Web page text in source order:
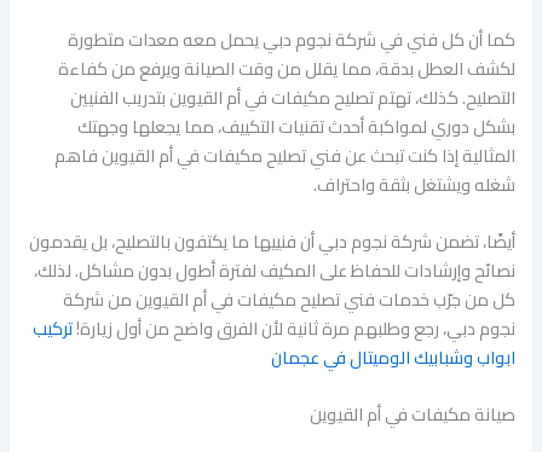
كما أن كل فني في شركة نجوم دبي يحمل معه معدات متطورة
لكشف العطل بدقة، مما يقلل من وقت الصيانة ويرفع من كفاءة
التصليح. كذلك، تهتم تصليح مكيفات في أم القيوين بتدريب الفنيين
بشكل دوري لمواكبة أحدث تقنيات التكييف، مما يجعلها وجهتك
المثالية إذا كنت تبحث عن فني تصليح مكيفات في أم القيوين فاهم
شغله ويشتغل بثقة واحتراف.
أيضًا، تضمن شركة نجوم دبي أن فنييها ما يكتفون بالتصليح، بل يقدمون
نصائح وإرشادات للحفاظ على المكيف لفترة أطول بدون مشاكل. لذلك،
كل من جرّب خدمات فني تصليح مكيفات في أم القيوين من شركة
نجوم دبي، رجع وطلبهم مرة ثانية لأن الفرق واضح من أول زيارة!تركيب
ابواب وشبابيك الوميتال في عجمان
صيانة مكيفات في أم القيوين